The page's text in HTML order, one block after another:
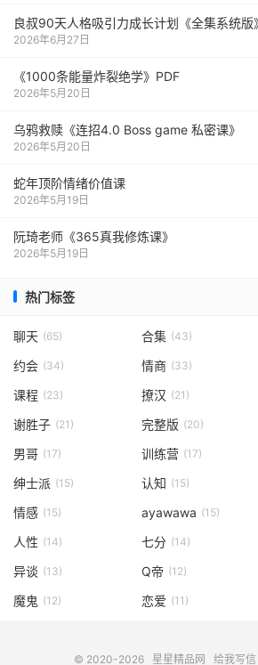
良叔90天人格吸引力成长计划《全集系统版
2026年6月27日
《1000‮能条‬‎量‮裂炸‬‎绝学》PDF
2026年5月20日
乌鸦救赎《连招4.0 Boss game 私密课》
2026年5月20日
蛇年顶阶情绪价值课
2026年5月19日
阮琦老师《365真我修炼课》
2026年5月19日
热门标签
聊天 (65) 合集 (43)
约会 (34) 情商 (33)
课程 (23) 撩汉 (21)
谢胜子 (21) 完整版 (20)
男哥 (17) 训练营 (17)
绅士派 (15) 认知 (15)
情感 (15) ayawawa (15)
人性 (14) 七分 (14)
异谈 (13) Q帝 (12)
魔鬼 (12) 恋爱 (11)
© 2020-2026 星星精品网 给我写信